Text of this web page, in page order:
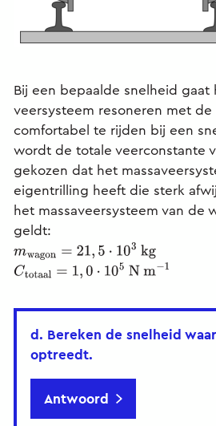
Bij een bepaalde snelheid gaat
veersysteem resoneren met de
comfortabel te rijden bij een
wordt de totale veerconstante
gekozen dat het
eigentrilling heeft die sterk
het massaveersysteem van de
geldt:
mwagon= 21,5⋅ 103kg
Ctotaal=1 ,0 ⋅10 5N m−1
d. Bereken de snelheid
optreedt.
Antwoord